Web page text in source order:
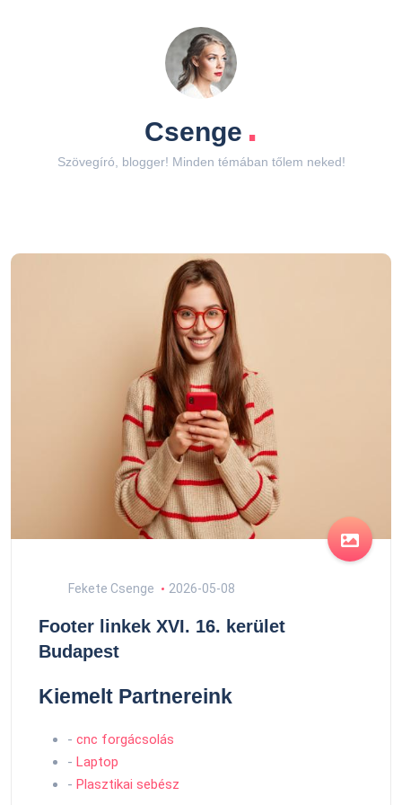
Csenge .
Szövegíró, blogger! Minden témában tőlem neked!
Fekete Csenge 2026-05-08
Footer linkek XVI. 16. kerület
Budapest
Kiemelt Partnereink
- cnc forgácsolás
- Laptop
- Plasztikai sebész